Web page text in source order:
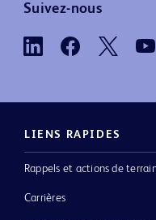
Suivez-nous
LIENS RAPIDES
Rappels et actions de
Carrières